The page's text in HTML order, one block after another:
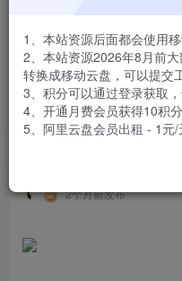
免费
安装包大小
游戏本体大小
2个月前发布
1、本站资源后面都会使用
2、本站资源2026年8月前
转换成移动云盘，可以提交
3、积分可以通过登录获取
4、开通月费会员获得10积
5、阿里云盘会员出租 - 1元